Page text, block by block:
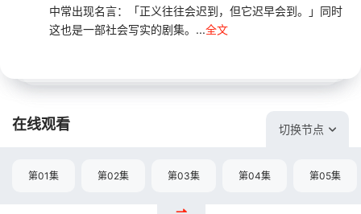
中常出现名言：「正义往往会迟到，但它迟早会到。」同时
这也是一部社会写实的剧集。...全文
在线观看 切换节点
第01集 第02集 第03集 第04集 第05集